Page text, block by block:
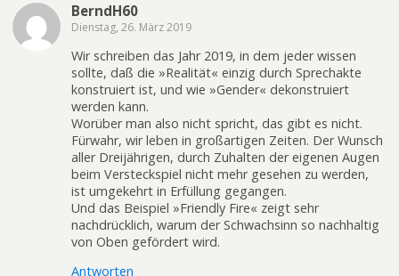
BerndH60
Dienstag, 26. März 2019
Wir schreiben das Jahr 2019, in dem jeder wissen
sollte, daß die »Realität« einzig durch Sprechakte
konstruiert ist, und wie »Gender« dekonstruiert
werden kann.
Worüber man also nicht spricht, das gibt es nicht.
Fürwahr, wir leben in großartigen Zeiten. Der Wunsch
aller Dreijährigen, durch Zuhalten der eigenen Augen
beim Versteckspiel nicht mehr gesehen zu werden,
ist umgekehrt in Erfüllung gegangen.
Und das Beispiel »Friendly Fire« zeigt sehr
nachdrücklich, warum der Schwachsinn so nachhaltig
von Oben gefördert wird.
Antworten